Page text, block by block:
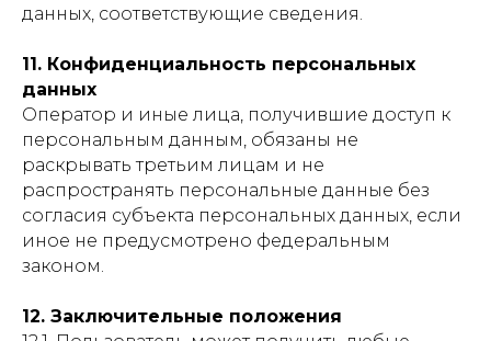
данных, соответствующие сведения.
11. Конфиденциальность персональных
данных
Оператор и иные лица, получившие доступ к
персональным данным, обязаны не
раскрывать третьим лицам и не
распространять персональные данные без
согласия субъекта персональных данных, если
иное не предусмотрено федеральным
законом.
12. Заключительные положения